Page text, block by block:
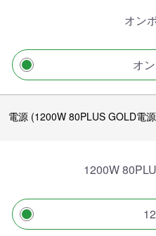
オン
オ
電源 (1200W 80PLUS GOLD電
1200W